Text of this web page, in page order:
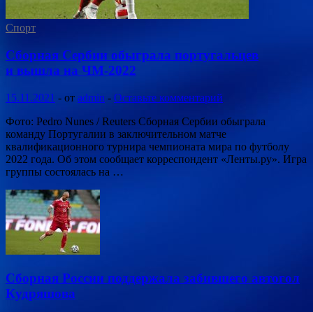
Спорт
Сборная Сербии обыграла португальцев
и вышла на ЧМ-2022
15.11.2021 - от admin - Оставьте комментарий
Фото: Pedro Nunes / Reuters Сборная Сербии обыграла
команду Португалии в заключительном матче
квалификационного турнира чемпионата мира по футболу
2022 года. Об этом сообщает корреспондент «Ленты.ру». Игра
группы состоялась на …
Сборная России поддержала забившего автогол
Кудряшова